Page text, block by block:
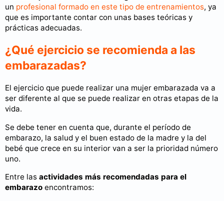
un profesional formado en este tipo de entrenamientos, ya
que es importante contar con unas bases teóricas y
prácticas adecuadas.
¿Qué ejercicio se recomienda a las
embarazadas?
El ejercicio que puede realizar una mujer embarazada va a
ser diferente al que se puede realizar en otras etapas de la
vida.
Se debe tener en cuenta que, durante el período de
embarazo, la salud y el buen estado de la madre y la del
bebé que crece en su interior van a ser la prioridad número
uno.
Entre las actividades más recomendadas para el
embarazo encontramos: